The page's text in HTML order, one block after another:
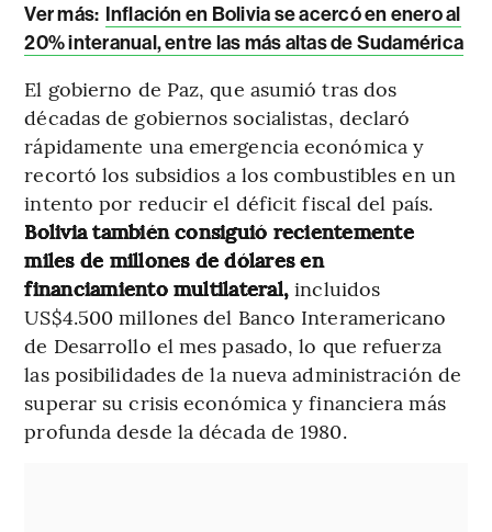
Ver más: Inflación en Bolivia se acercó en enero al
20% interanual, entre las más altas de Sudamérica
El gobierno de Paz, que asumió tras dos
décadas de gobiernos socialistas, declaró
rápidamente una emergencia económica y
recortó los subsidios a los combustibles en un
intento por reducir el déficit fiscal del país.
Bolivia también consiguió recientemente
miles de millones de dólares en
financiamiento multilateral, incluidos
US$4.500 millones del Banco Interamericano
de Desarrollo el mes pasado, lo que refuerza
las posibilidades de la nueva administración de
superar su crisis económica y financiera más
profunda desde la década de 1980.